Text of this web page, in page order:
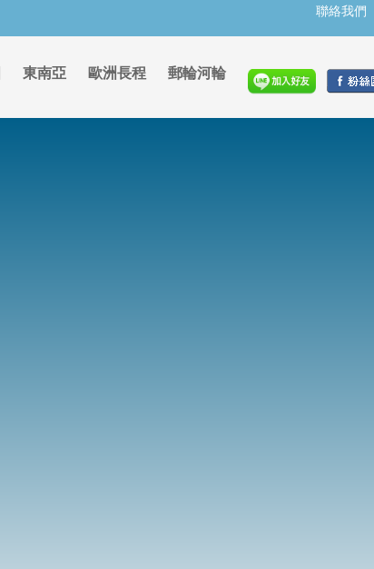
聯絡我們
東南亞 歐洲長程 郵輪河輪